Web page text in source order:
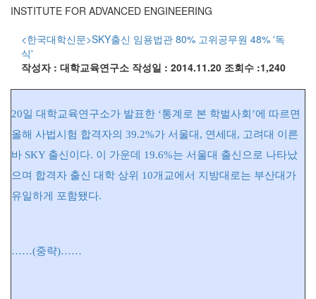
INSTITUTE FOR ADVANCED ENGINEERING
<한국대학신문>SKY출신 임용법관 80% 고위공무원 48% '독
식'
작성자 : 대학교육연구소 작성일 : 2014.11.20 조회수 :1,240
20일 대학교육연구소가 발표한 ‘통계로 본 학벌사회’에 따르면
올해 사법시험 합격자의 39.2%가 서울대, 연세대, 고려대 이른
바 SKY 출신이다. 이 가운데 19.6%는 서울대 출신으로 나타났
으며 합격자 출신 대학 상위 10개교에서 지방대로는 부산대가
유일하게 포함됐다.
……(중략)……